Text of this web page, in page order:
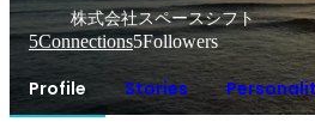
株式会社スペースシフト
5Connections5Followers
Profile Stories